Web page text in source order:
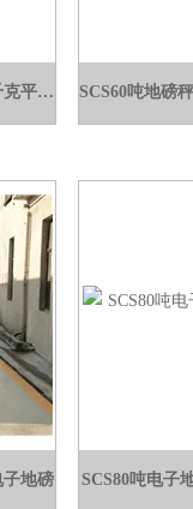
TCS-Yh防爆不锈钢电子台秤，一百千克平台称
子地磅 SCS80吨电子